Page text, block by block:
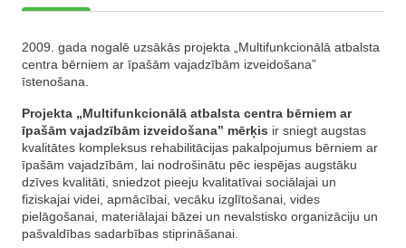
2009. gada nogalē uzsākās projekta „Multifunkcionālā atbalsta
centra bērniem ar īpašām vajadzībām izveidošana”
īstenošana.
Projekta „Multifunkcionālā atbalsta centra bērniem ar
īpašām vajadzībām izveidošana” mērķis ir sniegt augstas
kvalitātes kompleksus rehabilitācijas pakalpojumus bērniem ar
īpašām vajadzībām, lai nodrošinātu pēc iespējas augstāku
dzīves kvalitāti, sniedzot pieeju kvalitatīvai sociālajai un
fiziskajai videi, apmācībai, vecāku izglītošanai, vides
pielāgošanai, materiālajai bāzei un nevalstisko organizāciju un
pašvaldības sadarbības stiprināšanai.